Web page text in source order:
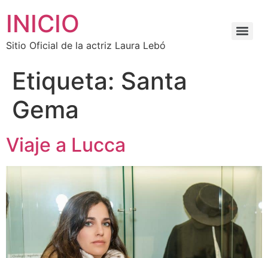
INICIO
Sitio Oficial de la actriz Laura Lebó
Etiqueta: Santa
Gema
Viaje a Lucca